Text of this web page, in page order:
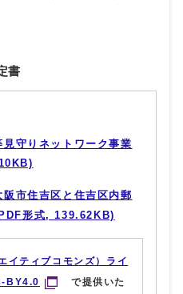
書
守りネットワーク事業
市住吉区と住吉区内郵
形式, 139.62KB)
イティブコモンズ）ライ
BY4.0
で提供いた